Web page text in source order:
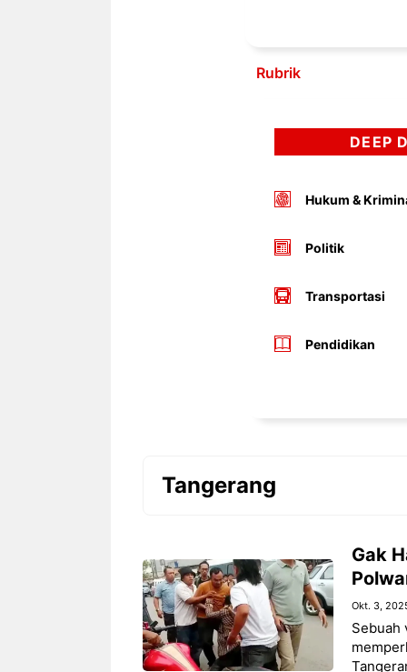
Rubrik
DEEP
Hukum &
Politik
Transportasi
Pendidikan
Tangerang
Gak
Okt. 3,
Sebuah